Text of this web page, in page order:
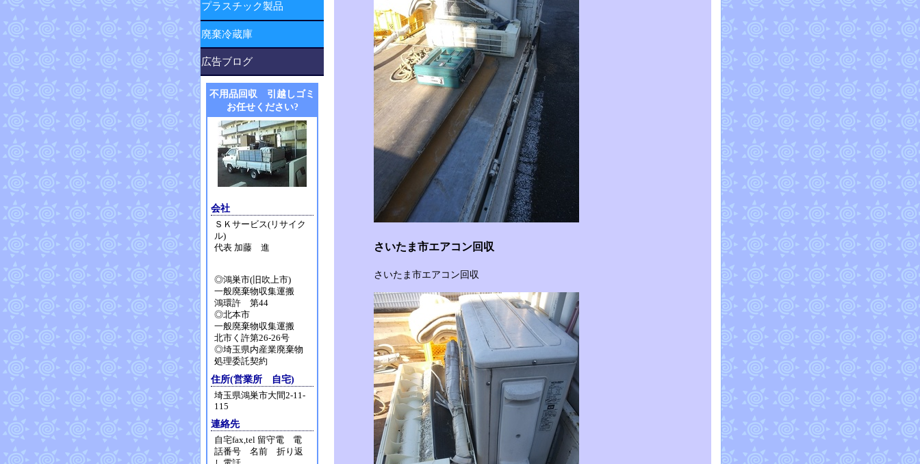
さいたま市エアコン回収
さいたま市エアコン回収
プラスチック製品
廃棄冷蔵庫
広告ブログ
不用品回収 引越しゴミ
お任せください?
会社
ＳＫサービス(リサイク
ル)
代表 加藤 進
◎鴻巣市(旧吹上市)
一般廃棄物収集運搬
鴻環許 第44
◎北本市
一般廃棄物収集運搬
北市く許第26-26号
◎埼玉県内産業廃棄物
処理委託契約
住所(営業所 自宅)
埼玉県鴻巣市大間2-11-
115
連絡先
自宅fax,tel 留守電 電
話番号 名前 折り返